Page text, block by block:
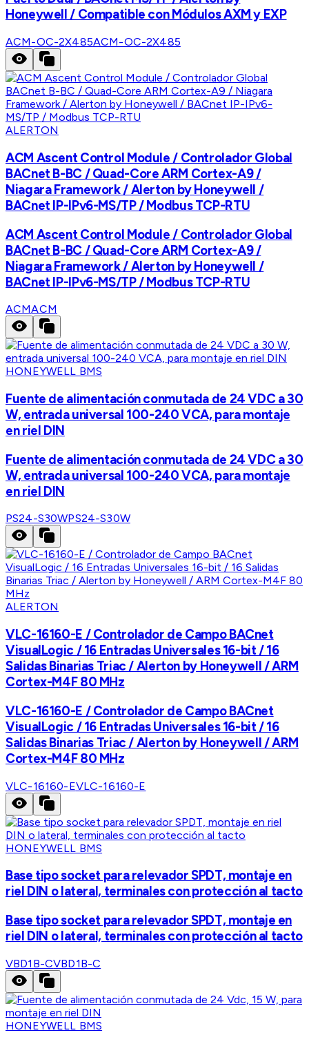
Honeywell / Compatible con Módulos AXM y EXP
ACM-OC-2X485ACM-OC-2X485
ALERTON
ACM Ascent Control Module / Controlador Global
BACnet B-BC / Quad-Core ARM Cortex-A9 /
Niagara Framework / Alerton by Honeywell /
BACnet IP-IPv6-MS/TP / Modbus TCP-RTU
ACM Ascent Control Module / Controlador Global
BACnet B-BC / Quad-Core ARM Cortex-A9 /
Niagara Framework / Alerton by Honeywell /
BACnet IP-IPv6-MS/TP / Modbus TCP-RTU
ACMACM
HONEYWELL BMS
Fuente de alimentación conmutada de 24 VDC a 30
W, entrada universal 100-240 VCA, para montaje
en riel DIN
Fuente de alimentación conmutada de 24 VDC a 30
W, entrada universal 100-240 VCA, para montaje
en riel DIN
PS24-S30WPS24-S30W
ALERTON
VLC-16160-E / Controlador de Campo BACnet
VisualLogic / 16 Entradas Universales 16-bit / 16
Salidas Binarias Triac / Alerton by Honeywell / ARM
Cortex-M4F 80 MHz
VLC-16160-E / Controlador de Campo BACnet
VisualLogic / 16 Entradas Universales 16-bit / 16
Salidas Binarias Triac / Alerton by Honeywell / ARM
Cortex-M4F 80 MHz
VLC-16160-EVLC-16160-E
HONEYWELL BMS
Base tipo socket para relevador SPDT, montaje en
riel DIN o lateral, terminales con protección al tacto
Base tipo socket para relevador SPDT, montaje en
riel DIN o lateral, terminales con protección al tacto
VBD1B-CVBD1B-C
HONEYWELL BMS